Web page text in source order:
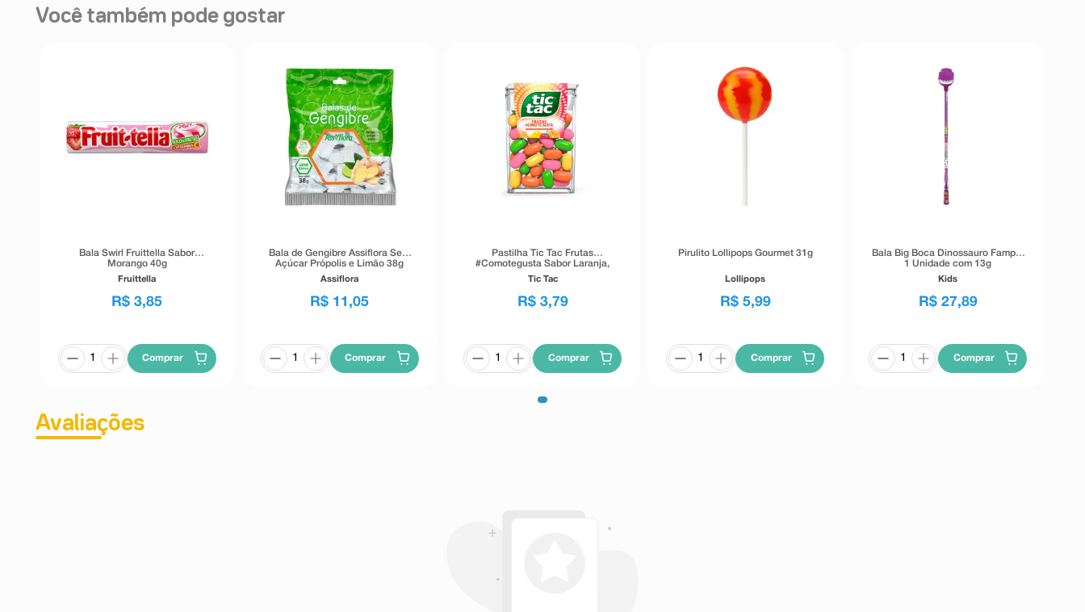
Você também pode gostar
Bala Swirl Fruittella Sabor
Morango 40g
Fruittella
R$ 3,85
Comprar
Bala de Gengibre Assiflora Sem
Açúcar Própolis e Limão 38g
Assiflora
R$ 11 ,05
Comprar
Pastilha Tic Tac Frutas
#Comotegusta Sabor Laranja,
Morango, Manga e Melão 14,5g
Tic Tac
R$ 3,79
Comprar
Pirulito Lollipops Gourmet 31g
Lollipops
R$ 5,99
Comprar
Bala Big Boca Dinossauro Fampar
1 Unidade com 13g
Kids
R$ 27,89
Comprar
Avaliações